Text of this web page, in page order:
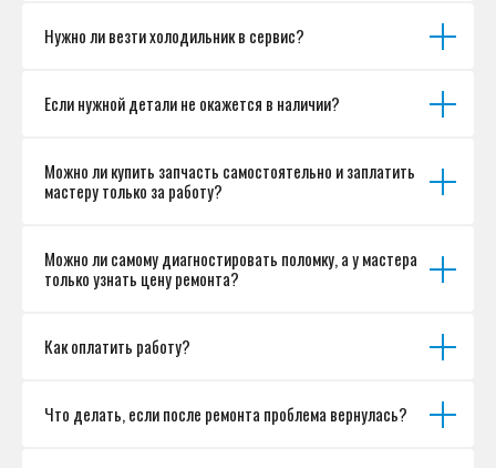
Нужно ли везти холодильник в сервис?
Если нужной детали не окажется в наличии?
Можно ли купить запчасть самостоятельно и заплатить
мастеру только за работу?
Можно ли самому диагностировать поломку, а у мастера
только узнать цену ремонта?
Как оплатить работу?
Что делать, если после ремонта проблема вернулась?